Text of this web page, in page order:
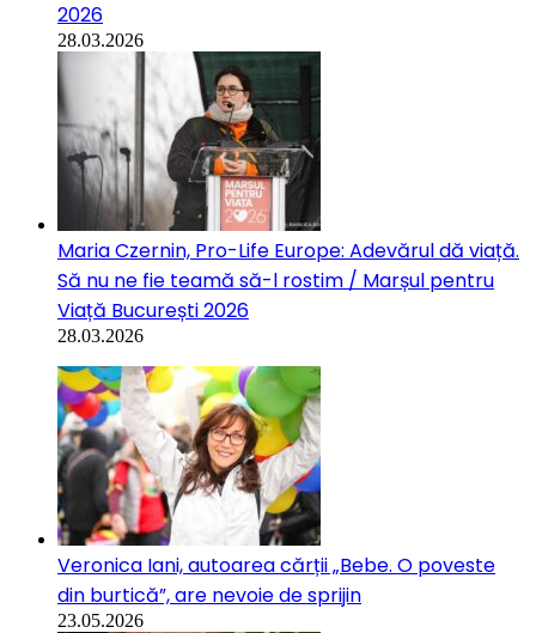
2026
28.03.2026
Maria Czernin, Pro-Life Europe: Adevărul dă viață.
Să nu ne fie teamă să-l rostim / Marșul pentru
Viață București 2026
28.03.2026
Veronica Iani, autoarea cărții „Bebe. O poveste
din burtică”, are nevoie de sprijin
23.05.2026